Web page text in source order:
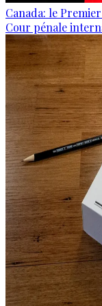
Canada: le
Cour pénale